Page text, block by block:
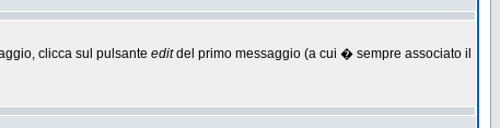
clicca sul pulsante editdel primo messaggio (a cui � sempre associato il